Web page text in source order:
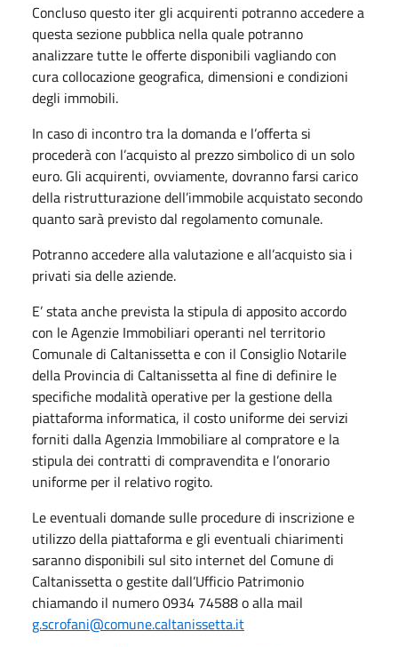
Concluso questo iter gli acquirenti potranno accedere a
questa sezione pubblica nella quale potranno
analizzare tutte le offerte disponibili vagliando con
cura collocazione geografica, dimensioni e condizioni
degli immobili.
In caso di incontro tra la domanda e l’offerta si
procederà con l’acquisto al prezzo simbolico di un solo
euro. Gli acquirenti, ovviamente, dovranno farsi carico
della ristrutturazione dell’immobile acquistato secondo
quanto sarà previsto dal regolamento comunale.
Potranno accedere alla valutazione e all’acquisto sia i
privati sia delle aziende.
E’ stata anche prevista la stipula di apposito accordo
con le Agenzie Immobiliari operanti nel territorio
Comunale di Caltanissetta e con il Consiglio Notarile
della Provincia di Caltanissetta al fine di definire le
specifiche modalità operative per la gestione della
piattaforma informatica, il costo uniforme dei servizi
forniti dalla Agenzia Immobiliare al compratore e la
stipula dei contratti di compravendita e l’onorario
uniforme per il relativo rogito.
Le eventuali domande sulle procedure di inscrizione e
utilizzo della piattaforma e gli eventuali chiarimenti
saranno disponibili sul sito internet del Comune di
Caltanissetta o gestite dall’Ufficio Patrimonio
chiamando il numero 0934 74588 o alla mail
g.scrofani@comune.caltanissetta.it